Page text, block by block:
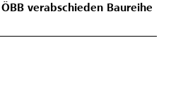
verabschieden Baureihe